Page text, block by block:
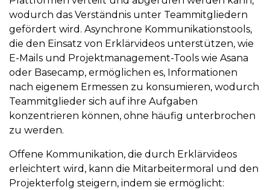
wodurch das Verständnis unter Teammitgliedern
gefördert wird. Asynchrone Kommunikationstools,
die den Einsatz von Erklärvideos unterstützen, wie
E-Mails und Projektmanagement-Tools wie Asana
oder Basecamp, ermöglichen es, Informationen
nach eigenem Ermessen zu konsumieren, wodurch
Teammitglieder sich auf ihre Aufgaben
konzentrieren können, ohne häufig unterbrochen
zu werden.
Offene Kommunikation, die durch Erklärvideos
erleichtert wird, kann die Mitarbeitermoral und den
Projekterfolg steigern, indem sie ermöglicht: